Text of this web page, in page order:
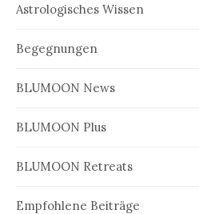
Astrologisches Wissen
Begegnungen
BLUMOON News
BLUMOON Plus
BLUMOON Retreats
Empfohlene Beiträge